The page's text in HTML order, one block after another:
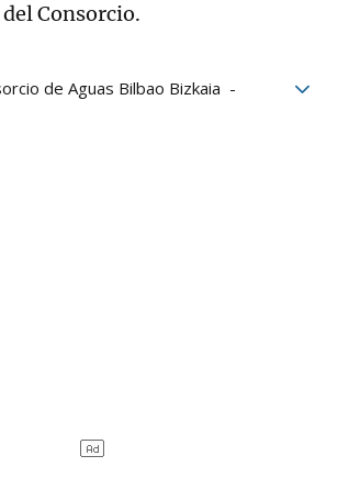
Consorcio.
de Aguas Bilbao Bizkaia